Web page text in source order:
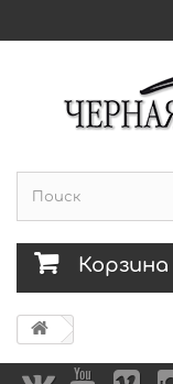
Корзина